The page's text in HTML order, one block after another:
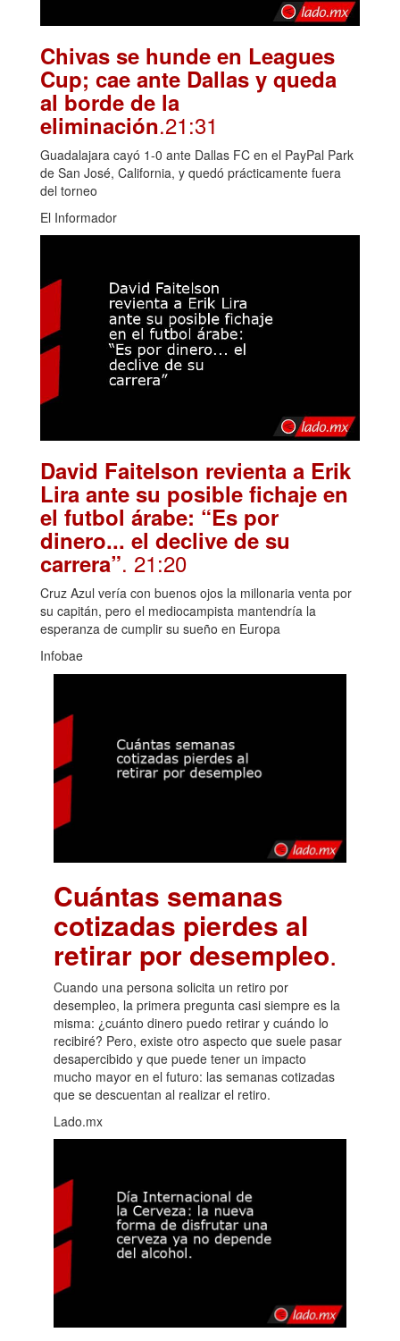
Chivas se hunde en Leagues
Cup; cae ante Dallas y queda
al borde de la
eliminación.21:31
Guadalajara cayó 1-0 ante Dallas FC en el PayPal Park
de San José, California, y quedó prácticamente fuera
del torneo
El Informador
David Faitelson revienta a Erik
Lira ante su posible fichaje en
el futbol árabe: “Es por
dinero... el declive de su
carrera”. 21:20
Cruz Azul vería con buenos ojos la millonaria venta por
su capitán, pero el mediocampista mantendría la
esperanza de cumplir su sueño en Europa
Infobae
Cuántas semanas
cotizadas pierdes al
retirar por desempleo.
Cuando una persona solicita un retiro por
desempleo, la primera pregunta casi siempre es la
misma: ¿cuánto dinero puedo retirar y cuándo lo
recibiré? Pero, existe otro aspecto que suele pasar
desapercibido y que puede tener un impacto
mucho mayor en el futuro: las semanas cotizadas
que se descuentan al realizar el retiro.
Lado.mx